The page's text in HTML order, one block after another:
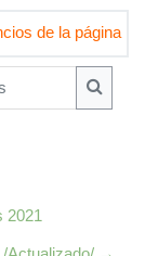
de la página